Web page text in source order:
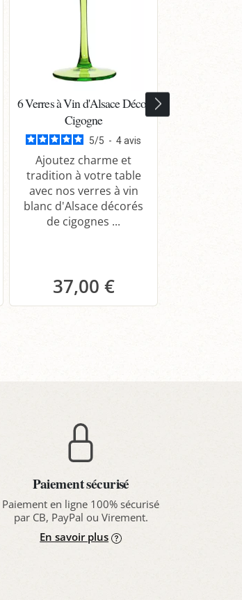
6 Verres à Vin d'Alsace Décor
Cigogne
5/5 - 4avis
Ajoutez charme et
tradition à votre table
avec nos verres à vin
blanc d'Alsace décorés
de cigognes ...
37,00 €
Paiement sécurisé
Paiement en ligne 100% sécurisé
par CB, PayPal ou Virement.
En savoir plus